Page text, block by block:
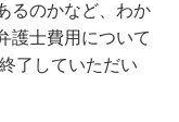
るのかなど、わか
護士費用について
了していただい